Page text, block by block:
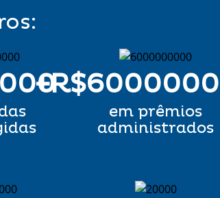
+R$
em prêmios
administrados